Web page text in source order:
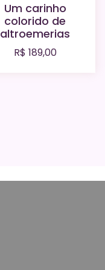
Um carinho
colorido de
altroemerias
R$ 189,00